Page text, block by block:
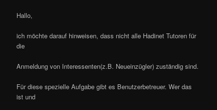
Hallo,
ich möchte darauf hinweisen, dass nicht alle Hadinet Tutoren für
die
Anmeldung von Interessenten(z.B. Neueinzügler) zuständig sind.
Für diese spezielle Aufgabe gibt es Benutzerbetreuer. Wer das
ist und